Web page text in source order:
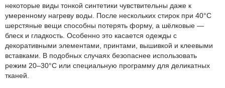
некоторые виды тонкой синтетики чувствительны даже к
умеренному нагреву воды. После нескольких стирок при 40°C
шерстяные вещи способны потерять форму, а шёлковые —
блеск и гладкость. Особенно это касается одежды с
декоративными элементами, принтами, вышивкой и клеевыми
вставками. В подобных случаях безопаснее использовать
режим 20–30°C или специальную программу для деликатных
тканей.